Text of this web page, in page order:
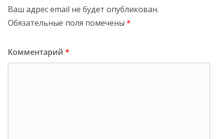
Ваш адрес email не будет опубликован.
Обязательные поля помечены *
Комментарий *